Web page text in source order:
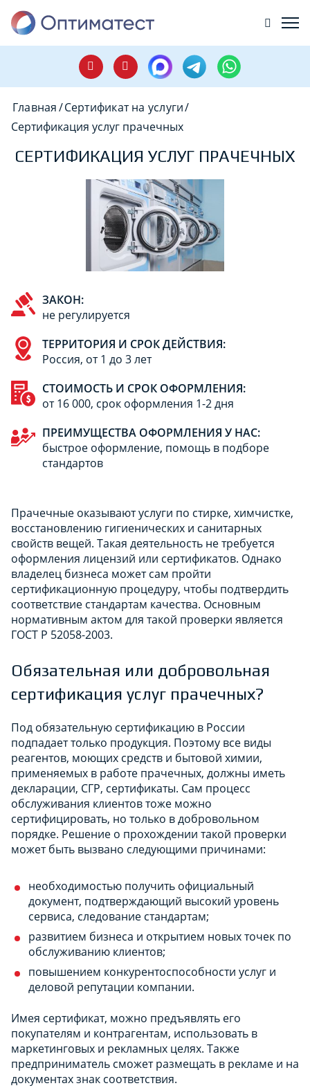
Главная/Сертификат на услуги/
Сертификация услуг прачечных
СЕРТИФИКАЦИЯ УСЛУГ ПРАЧЕЧНЫХ
ЗАКОН:
не регулируется
ТЕРРИТОРИЯ И СРОК ДЕЙСТВИЯ:
Россия, от 1 до 3 лет
СТОИМОСТЬ И СРОК ОФОРМЛЕНИЯ:
от 16 000, срок оформления 1-2 дня
ПРЕИМУЩЕСТВА ОФОРМЛЕНИЯ У НАС:
быстрое оформление, помощь в подборе
стандартов
Прачечные оказывают услуги по стирке, химчистке,
восстановлению гигиенических и санитарных
свойств вещей. Такая деятельность не требуется
оформления лицензий или сертификатов. Однако
владелец бизнеса может сам пройти
сертификационную процедуру, чтобы подтвердить
соответствие стандартам качества. Основным
нормативным актом для такой проверки является
ГОСТ Р 52058-2003.
Обязательная или добровольная
сертификация услуг прачечных?
Под обязательную сертификацию в России
подпадает только продукция. Поэтому все виды
реагентов, моющих средств и бытовой химии,
применяемых в работе прачечных, должны иметь
декларации, СГР, сертификаты. Сам процесс
обслуживания клиентов тоже можно
сертифицировать, но только в добровольном
порядке. Решение о прохождении такой проверки
может быть вызвано следующими причинами:
необходимостью получить официальный
документ, подтверждающий высокий уровень
сервиса, следование стандартам;
развитием бизнеса и открытием новых точек по
обслуживанию клиентов;
повышением конкурентоспособности услуг и
деловой репутации компании.
Имея сертификат, можно предъявлять его
покупателям и контрагентам, использовать в
маркетинговых и рекламных целях. Также
предприниматель сможет размещать в рекламе и на
документах знак соответствия.